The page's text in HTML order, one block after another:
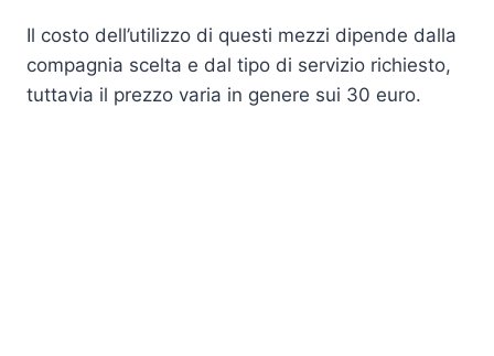
Il costo dell’utilizzo di questi mezzi dipende dalla
compagnia scelta e dal tipo di servizio richiesto,
tuttavia il prezzo varia in genere sui 30 euro.